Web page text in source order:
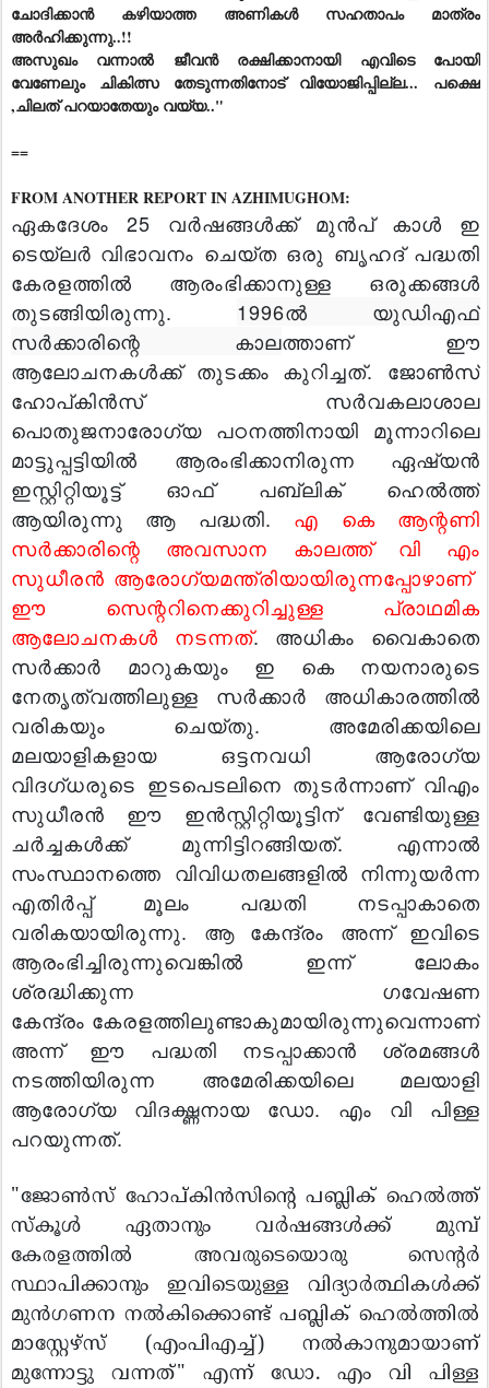
ചോദിക്കാന്‍ കഴിയാത്ത അണികൾ സഹതാപം മാത്രം
അര്‍ഹിക്കുന്നു..!!
അസുഖം വന്നാല്‍ ജീവന്‍ രക്ഷിക്കാനായി എവിടെ പോയി
വേണേലും ചികിത്സ തേടുന്നതിനോട് വിയോജിപ്പില്ല... പക്ഷെ
,ചിലത് പറയാതേയും വയ്യ.."
==
FROM ANOTHER REPORT IN AZHIMUGHOM:
ഏകദേശം 25 വര്‍ഷങ്ങള്‍ക്ക് മുന്‍പ് കാള്‍ ഇ
ടെയ്‌ലര്‍ വിഭാവനം ചെയ്ത ഒരു ബൃഹദ് പദ്ധതി
കേരളത്തില്‍ ആരംഭിക്കാനുള്ള ഒരുക്കങ്ങള്‍
തുടങ്ങിയിരുന്നു. 1996ല്‍ യുഡിഎഫ്
സര്‍ക്കാരിന്റെ കാലത്താണ് ഈ
ആലോചനകള്‍ക്ക് തുടക്കം കുറിച്ചത്. ജോണ്‍സ്
ഹോപ്കിന്‍സ് സര്‍വകലാശാല
പൊതുജനാരോഗ്യ പഠനത്തിനായി മൂന്നാറിലെ
മാട്ടുപ്പട്ടിയില്‍ ആരംഭിക്കാനിരുന്ന ഏഷ്യന്‍
ഇസ്റ്റിറ്റിയൂട്ട് ഓഫ് പബ്ലിക് ഹെല്‍ത്ത്
ആയിരുന്നു ആ പദ്ധതി. എ കെ ആന്റണി
സര്‍ക്കാരിന്റെ അവസാന കാലത്ത് വി എം
സുധീരന്‍ ആരോഗ്യമന്ത്രിയായിരുന്നപ്പോഴാണ്‌
ഈ സെന്ററിനെക്കുറിച്ചുള്ള പ്രാഥമിക
ആലോചനകള്‍ നടന്നത്. അധികം വൈകാതെ
സര്‍ക്കാര്‍ മാറുകയും ഇ കെ നയനാരുടെ
നേതൃത്വത്തിലുള്ള സര്‍ക്കാര്‍ അധികാരത്തില്‍
വരികയും ചെയ്തു. അമേരിക്കയിലെ
മലയാളികളായ ഒട്ടനവധി ആരോഗ്യ
വിദഗ്ധരുടെ ഇടപെടലിനെ തുടര്‍ന്നാണ് വിഎം
സുധീരന്‍ ഈ ഇന്‍സ്റ്റിറ്റിയൂട്ടിന് വേണ്ടിയുള്ള
ചര്‍ച്ചകള്‍ക്ക് മുന്നിട്ടിറങ്ങിയത്. എന്നാല്‍
സംസ്ഥാനത്തെ വിവിധതലങ്ങളില്‍ നിന്നുയര്‍ന്ന
എതിര്‍പ്പ് മൂലം പദ്ധതി നടപ്പാകാതെ
വരികയായിരുന്നു. ആ കേന്ദ്രം അന്ന് ഇവിടെ
ആരംഭിച്ചിരുന്നുവെങ്കില്‍ ഇന്ന് ലോകം
ശ്രദ്ധിക്കുന്ന ഗവേഷണ
കേന്ദ്രം കേരളത്തിലുണ്ടാകുമായിരുന്നുവെന്നാണ്
അന്ന് ഈ പദ്ധതി നടപ്പാക്കാന്‍ ശ്രമങ്ങള്‍
നടത്തിയിരുന്ന അമേരിക്കയിലെ മലയാളി
ആരോഗ്യ വിദഗ്ദ്ധനായ ഡോ. എം വി പിള്ള
പറയുന്നത്.
"ജോണ്‍സ് ഹോപ്കിന്‍സിന്റെ പബ്ലിക് ഹെല്‍ത്ത്
സ്‌കൂള്‍ ഏതാനും വര്‍ഷങ്ങള്‍ക്ക് മുമ്പ്
കേരളത്തില്‍ അവരുടെയൊരു സെന്റര്‍
സ്ഥാപിക്കാനും ഇവിടെയുള്ള വിദ്യാര്‍ത്ഥികള്‍ക്ക്
മുന്‍ഗണന നല്‍കിക്കൊണ്ട് പബ്ലിക് ഹെല്‍ത്തില്‍
മാസ്റ്റേഴ്സ് (എംപിഎച്ച്) നല്‍കാനുമായാണ്
മുന്നോട്ടു വന്നത്‌" എന്ന്‌ ഡോ. എം വി പിള്ള